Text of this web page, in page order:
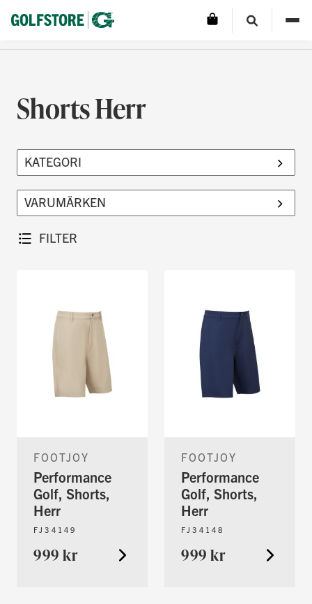
Shorts Herr
FILTER
FOOTJOY
Performance
Golf, Shorts,
Herr
FJ34149
999 kr
FOOTJOY
Performance
Golf, Shorts,
Herr
FJ34148
999 kr